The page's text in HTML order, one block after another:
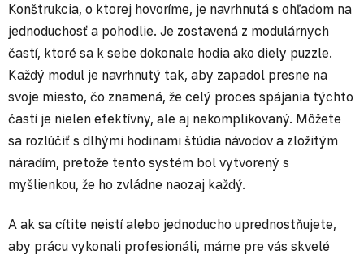
Konštrukcia, o ktorej hovoríme, je navrhnutá s ohľadom na
jednoduchosť a pohodlie. Je zostavená z modulárnych
častí, ktoré sa k sebe dokonale hodia ako diely puzzle.
Každý modul je navrhnutý tak, aby zapadol presne na
svoje miesto, čo znamená, že celý proces spájania týchto
častí je nielen efektívny, ale aj nekomplikovaný. Môžete
sa rozlúčiť s dlhými hodinami štúdia návodov a zložitým
náradím, pretože tento systém bol vytvorený s
myšlienkou, že ho zvládne naozaj každý.
A ak sa cítite neistí alebo jednoducho uprednostňujete,
aby prácu vykonali profesionáli, máme pre vás skvelé